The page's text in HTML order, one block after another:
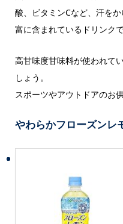
酸、ビタミンCなど、汗を
富に含まれているドリンクで
高甘味度甘味料が使われて
しょう。
スポーツやアウトドアのお
やわらかフローズンレ